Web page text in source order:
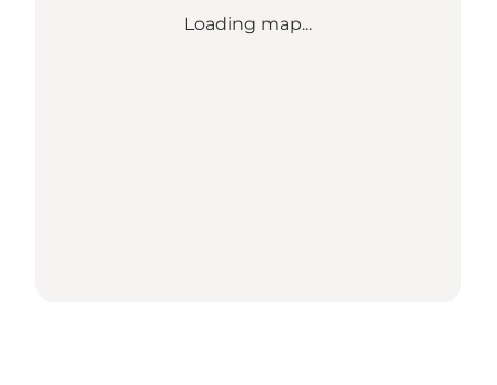
Loading map...